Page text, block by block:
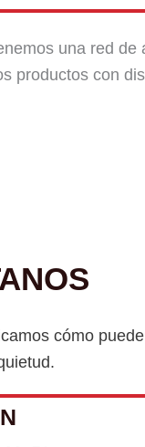
una red de
productos con
cómo